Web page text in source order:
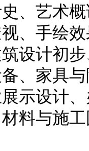
、艺术
、手绘
设计初
、家具
示设计
料与施